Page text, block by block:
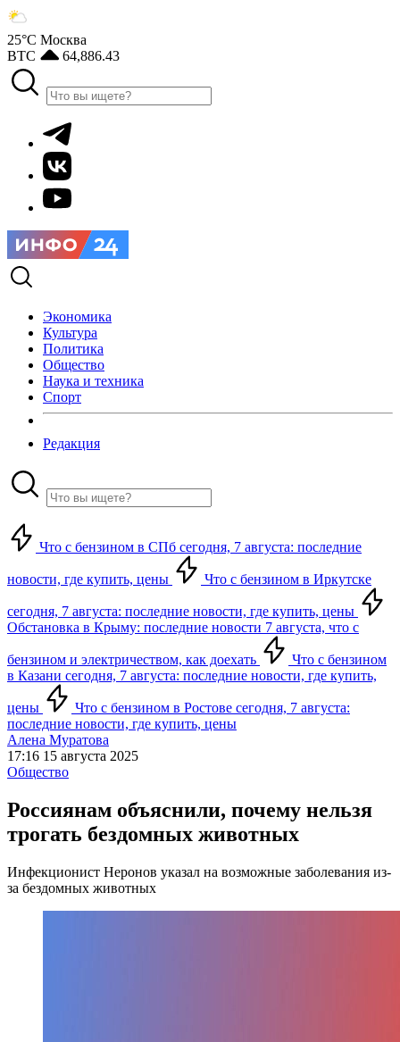
25°С Москва
BTC
64,886.43
Экономика
Культура
Политика
Общество
Наука и техника
Спорт
Редакция
Что с бензином в СПб сегодня, 7 августа: последние
новости, где купить, цены Что с бензином в Иркутске
сегодня, 7 августа: последние новости, где купить, цены
Обстановка в Крыму: последние новости 7 августа, что с
бензином и электричеством, как доехать
Что с бензином
в Казани сегодня, 7 августа: последние новости, где купить,
цены
Что с бензином в Ростове сегодня, 7 августа:
последние новости, где купить, цены
Алена Муратова
17:16 15 августа 2025
Общество
Россиянам объяснили, почему нельзя
трогать бездомных животных
Инфекционист Неронов указал на возможные заболевания из-
за бездомных животных